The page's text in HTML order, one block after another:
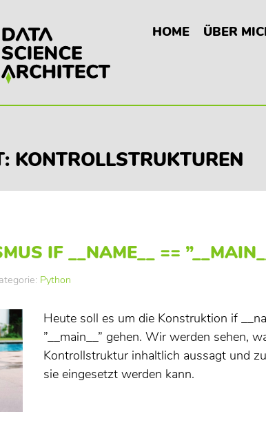
HOME ÜBER
KONTROLLSTRUKTUREN
IF __NAME__ ==
Python
Heute soll es um die Konstruktion if
”__main__” gehen. Wir werden sehen,
Kontrollstruktur inhaltlich aussagt und
sie eingesetzt werden kann.